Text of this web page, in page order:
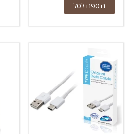
הוספה לסל